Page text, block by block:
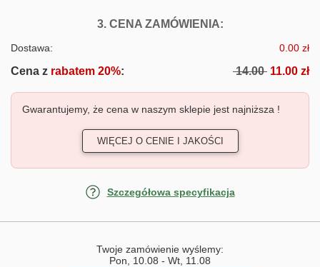
3. CENA ZAMÓWIENIA:FOTOTAPETY
Dostawa: 0.00 zł
Cena z rabatem 20%: 14.00 11.00 zł
Gwarantujemy, że cena w naszym sklepie jest najniższa !
WIĘCEJ O CENIE I JAKOŚCI
Szczegółowa specyfikacja
Twoje zamówienie wyślemy:
Pon, 10.08 - Wt, 11.08